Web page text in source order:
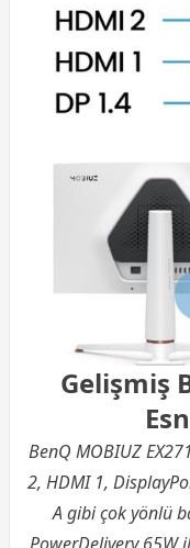
Gelişmiş
BenQ MOBIUZ
2, HDMI 1,
A gibi çok yönlü